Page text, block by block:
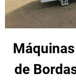
de